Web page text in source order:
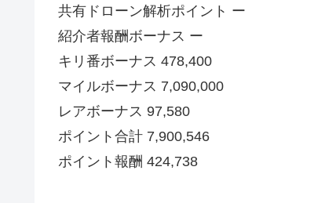
共有ドローン解析ポイント ー
紹介者報酬ボーナス ー
キリ番ボーナス 478,400
マイルボーナス 7,090,000
レアボーナス 97,580
ポイント合計 7,900,546
ポイント報酬 424,738